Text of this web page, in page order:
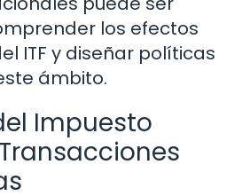
los efectos
ITF y diseñar políticas
ámbito.
Impuesto